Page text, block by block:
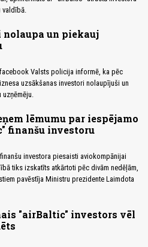
valdībā.
un piekauj
Valsts policija informē, ka pēc
uzsākšanas investori nolaupījuši un
uzņēmēju.
lēmumu par iespējamo
finanšu investoru
investora piesaisti aviokompānijai
tiks izskatīts atkārtoti pēc divām nedēļām,
pavēstīja Ministru prezidente Laimdota
"airBaltic" investors vēl